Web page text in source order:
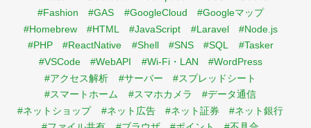
#Fashion
#GAS #GoogleCloud
#Googleマップ
#Homebrew
#HTML #JavaScript #Laravel
#Node.js
#PHP
#ReactNative #Shell #SNS #SQL
#Tasker
#VSCode
#WebAPI #Wi-Fi・LAN
#WordPress
#アクセス解析
#サーバー
#スプレッドシート
#スマートホーム
#スマホカメラ
#データ通信
#ネットショップ
#ネット広告 #ネット証券
#ネット銀行